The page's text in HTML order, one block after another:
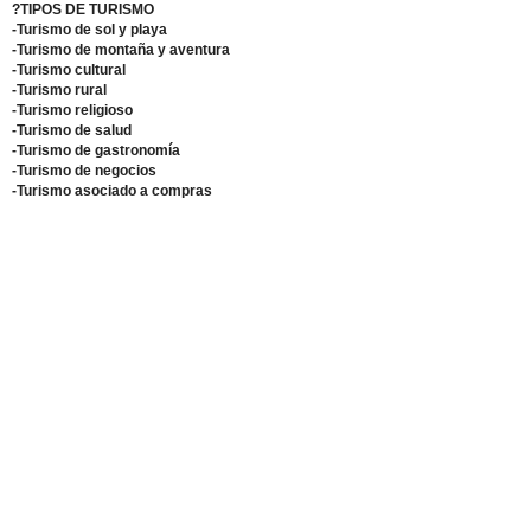
?TIPOS DE TURISMO
-Turismo de sol y playa
-Turismo de montaña y aventura
-Turismo cultural
-Turismo rural
-Turismo religioso
-Turismo de salud
-Turismo de gastronomía
-Turismo de negocios
-Turismo asociado a compras